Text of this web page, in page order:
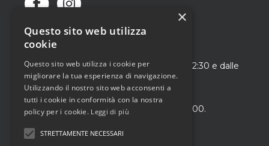
SIAMO APERTI
Dal martedì al sabato dalle ore 9:00 alle 12:30 e dalle
15:00 alle 19:00.
Domenica pomeriggio dalle 15:00 alle 19:00.
×
Questo sito web utilizza
cookie
Questo sito web utilizza i cookie per
migliorare la tua esperienza di navigazione.
Utilizzando il nostro sito web acconsenti a
tutti i cookie in conformità con la nostra
policy per i cookie. Leggi di più
STRETTAMENTE NECESSARI